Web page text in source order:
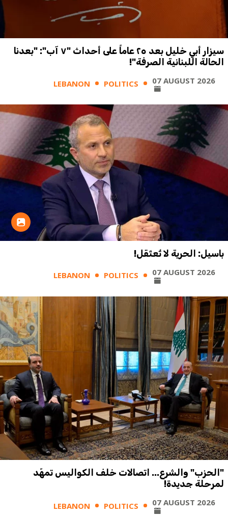
سيزار أبي خليل بعد ٢٥ عاماً على أحداث "٧ آب": "بعدنا
الحالة اللبنانية الصرفة"!
LEBANON POLITICS 07 AUGUST 2026
باسيل: الحرية لا تُعتَقل!
LEBANON POLITICS 07 AUGUST 2026
"الحزب" والشرع... اتصالات خلف الكواليس تمهّد
لمرحلة جديدة!
LEBANON POLITICS 07 AUGUST 2026